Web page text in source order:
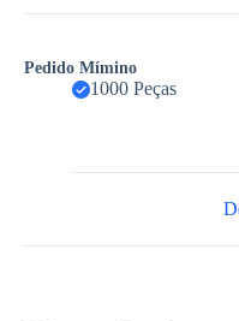
Pedido Mímino
1000 Peças